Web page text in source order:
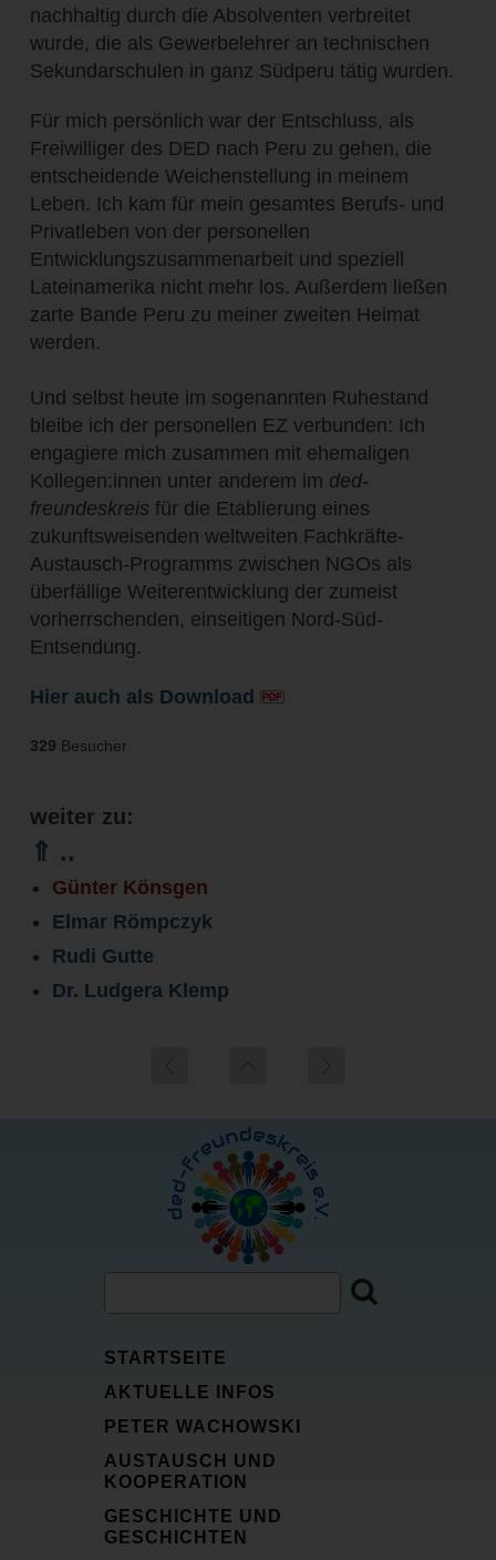
nachhaltig durch die Absolventen verbreitet
wurde, die als Gewerbelehrer an technischen
Sekundarschulen in ganz Südperu tätig wurden.
Für mich persönlich war der Entschluss, als
Freiwilliger des DED nach Peru zu gehen, die
entscheidende Weichenstellung in meinem
Leben. Ich kam für mein gesamtes Berufs- und
Privatleben von der personellen
Entwicklungszusammenarbeit und speziell
Latein­amerika nicht mehr los. Außerdem ließen
zarte Bande Peru zu meiner zweiten Heimat
werden.
Und selbst heute im sogenannten Ruhestand
bleibe ich der personellen EZ verbunden: Ich
engagiere mich zusammen mit ehemaligen
Kollegen:innen unter anderem im ded-
freundeskreis für die Etablierung eines
zukunftsweisenden weltweiten Fachkräfte-
Austausch-Programms zwischen NGOs als
überfällige Weiterentwicklung der zumeist
vorherrschenden, einseitigen Nord-Süd-
Entsendung.
Hier auch als Download
329 Besucher
weiter zu:
⇑ ..
Günter Könsgen
Elmar Römpczyk
Rudi Gutte
Dr. Ludgera Klemp
STARTSEITE
AKTUELLE INFOS
PETER WACHOWSKI
AUSTAUSCH UND
KOOPERATION
GESCHICHTE UND
GESCHICHTEN